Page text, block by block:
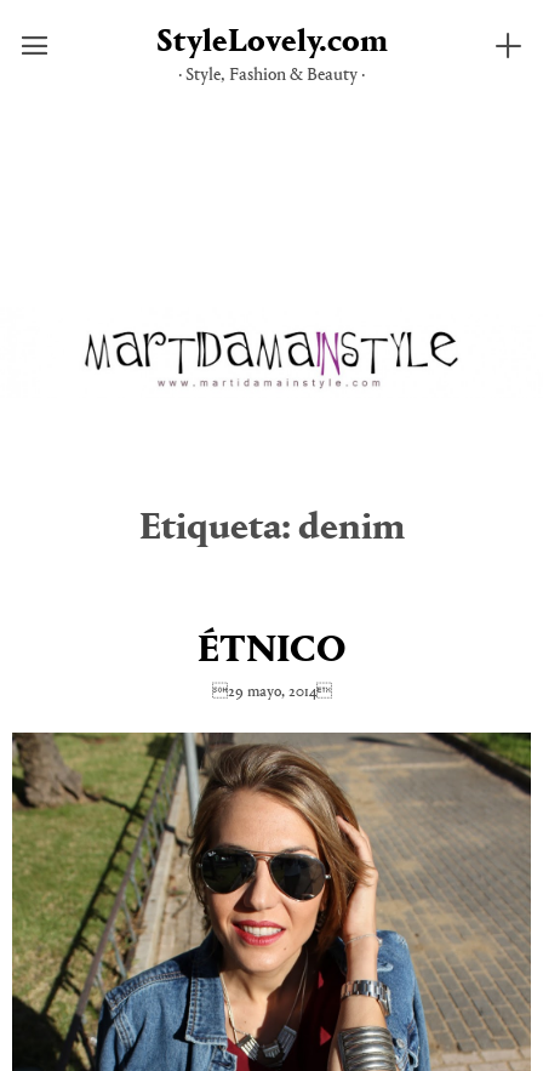
StyleLovely.com
· Style, Fashion & Beauty ·
Etiqueta: denim
ÉTNICO
29 mayo, 2014